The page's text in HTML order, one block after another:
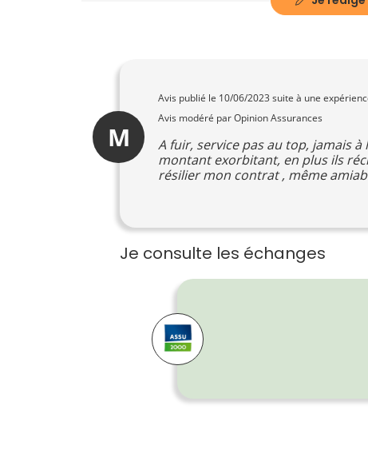
M
Avis publié le 10/06/2023 suite à une
Avis modéré par Opinion Assurances
A fuir, service pas au top, jamais
montant exorbitant, en plus ils
résilier mon contrat , même
Je consulte les échanges